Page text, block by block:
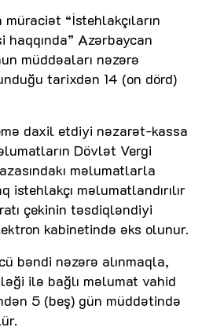
“İstehlakçıların
haqqında” Azərbaycan
müddəaları nəzərə
tarixdən 14 (on dörd)
daxil etdiyi nəzarət-kassa
Dövlət Vergi
məlumatlarla
istehlakçı məlumatlandırılır
çekinin təsdiqləndiyi
kabinetində əks olunur.
bəndi nəzərə alınmaqla,
ilə bağlı məlumat vahid
5 (beş) gün müddətində